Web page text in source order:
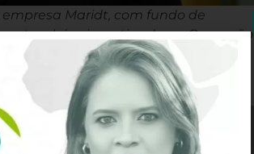
Maridt, com fundo de
e também investigado na Operação